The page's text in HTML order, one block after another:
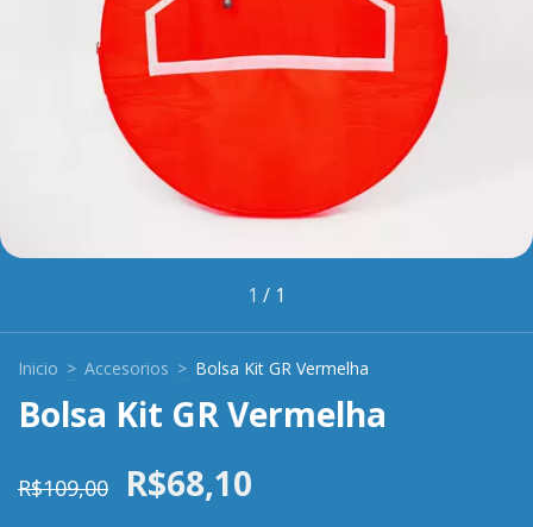
1 / 1
Inicio > Accesorios > Bolsa Kit GR Vermelha
Bolsa Kit GR Vermelha
R$109,00 R$68,10